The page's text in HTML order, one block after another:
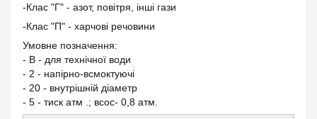
-Клас "Г" - азот, повітря, інші гази
-Клас "П" - харчові речовини
Умовне позначення:
- В - для технічної води
- 2 - напірно-всмоктуючі
- 20 - внутрішній діаметр
- 5 - тиск атм .; всос- 0,8 атм.